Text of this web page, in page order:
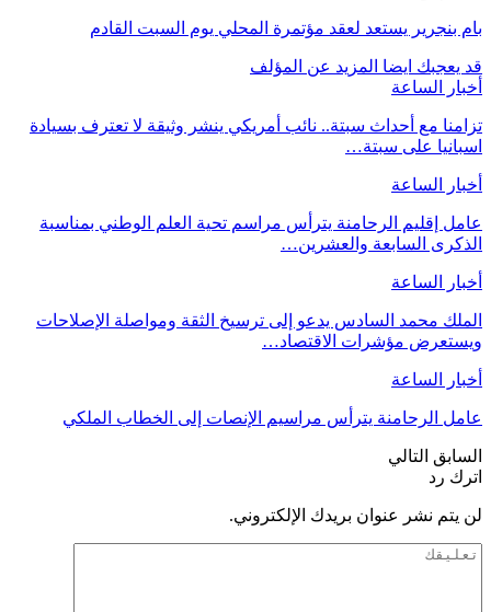
بام بنجرير يستعد لعقد مؤتمرة المحلي يوم السبت القادم
قد يعجبك ايضا المزيد عن المؤلف
أخبار الساعة
تزامنا مع أحداث سبتة.. نائب أمريكي ينشر وثيقة لا تعترف بسيادة
اسبانيا على سبتة…
أخبار الساعة
عامل إقليم الرحامنة يترأس مراسم تحية العلم الوطني بمناسبة
الذكرى السابعة والعشرين…
أخبار الساعة
الملك محمد السادس يدعو إلى ترسيخ الثقة ومواصلة الإصلاحات
ويستعرض مؤشرات الاقتصاد…
أخبار الساعة
عامل الرحامنة يترأس مراسيم الإنصات إلى الخطاب الملكي
السابق التالي
اترك رد
لن يتم نشر عنوان بريدك الإلكتروني.